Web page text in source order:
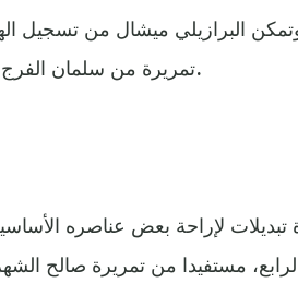
البرازيلي ميشال من تسجيل
تمريرة من سلمان الفرج في الدقيقة 51.
لإراحة بعض عناصره
مستفيدا من تمريرة صالح